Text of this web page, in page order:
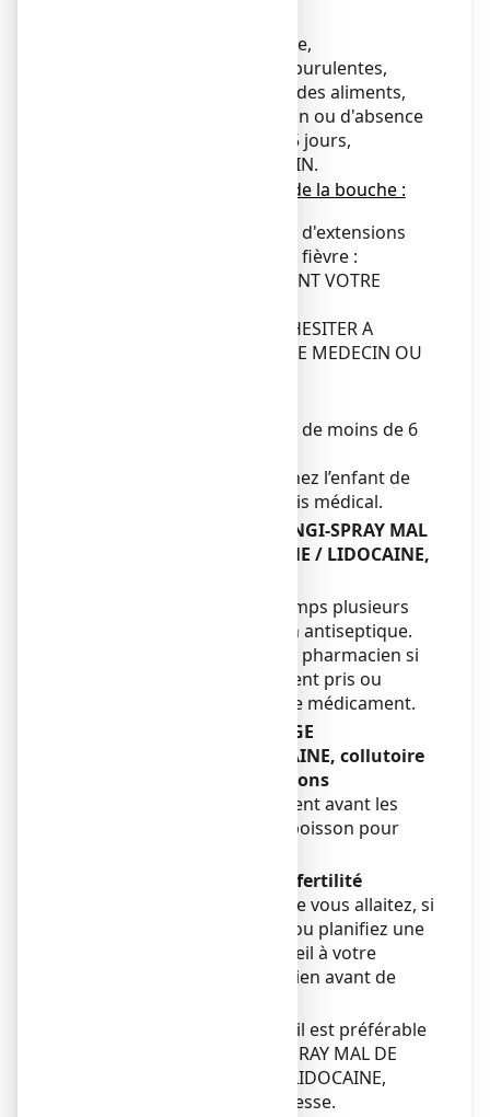
En cas de survenue de fièvre,
d'expectorations (crachat) purulentes,
d'une gêne à la déglutition des aliments,
comme en cas d'aggravation ou d'absence
d'amélioration au bout de 5 jours,
CONSULTEZ VOTRE MEDECIN.
Aphtes, petites plaies de la bouche :
En cas de lésions étendues, d'extensions
des lésions, d'apparition de fièvre :
CONSULTEZ IMMEDIATEMENT VOTRE
EN CAS DE DOUTE NE PAS HESITER A
DEMANDER L'AVIS DE VOTRE MEDECIN OU
Ne pas utiliser chez l’enfant de moins de 6
N’utilisez ce médicament chez l’enfant de
moins de 12 ans que sur avis médical.
Autres médicaments et ANGI-SPRAY MAL
DE GORGE CHLORHEXIDINE / LIDOCAINE,
Ne pas utiliser en même temps plusieurs
médicaments contenant un antiseptique.
Informez votre médecin ou pharmacien si
vous prenez, avez récemment pris ou
pourriez prendre tout autre médicament.
ANGI-SPRAY MAL DE GORGE
CHLORHEXIDINE / LIDOCAINE, collutoire
avec des aliments et boissons
Ne pas utiliser ce médicament avant les
repas ou avant la prise de boisson pour
Grossesse, allaitement et fertilité
Si vous êtes enceinte ou que vous allaitez, si
vous pensez être enceinte ou planifiez une
grossesse, demandez conseil à votre
médecin ou votre pharmacien avant de
Par mesure de précaution, il est préférable
d’éviter l’utilisation ANGI-SPRAY MAL DE
GORGE CHLORHEXIDINE / LIDOCAINE,
collutoire pendant la grossesse.